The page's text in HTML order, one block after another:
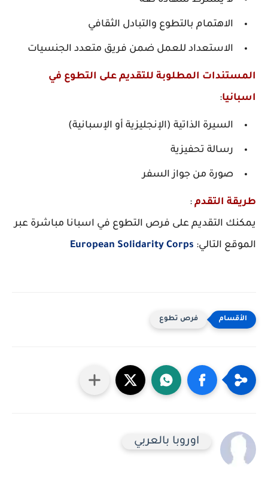
الاهتمام بالتطوع والتبادل الثقافي
الاستعداد للعمل ضمن فريق متعدد الجنسيات
المستندات المطلوبة للتقديم على التطوع في
اسبانيا:
السيرة الذاتية (الإنجليزية أو الإسبانية)
رسالة تحفيزية
صورة من جواز السفر
طريقة التقدم :
يمكنك التقديم على فرص التطوع في اسبانا مباشرة عبر
الموقع التالي:
European Solidarity Corps
فرص تطوع
اوروبا بالعربي